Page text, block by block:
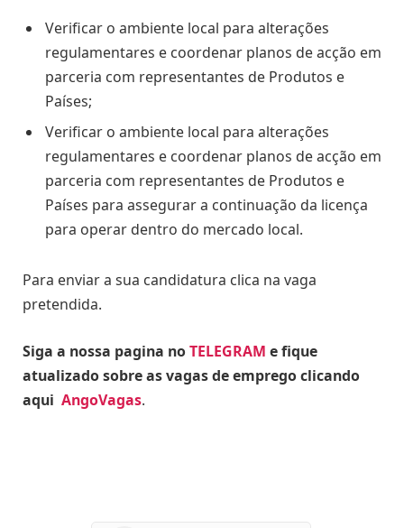
Verificar o ambiente local para alterações
regulamentares e coordenar planos de acção em
parceria com representantes de Produtos e
Países;
Verificar o ambiente local para alterações
regulamentares e coordenar planos de acção em
parceria com representantes de Produtos e
Países para assegurar a continuação da licença
para operar dentro do mercado local.
Para enviar a sua candidatura clica na vaga
pretendida.
Siga a nossa pagina noTELEGRAM e fique
atualizado sobre as vagas de emprego clicando
aqui AngoVagas.